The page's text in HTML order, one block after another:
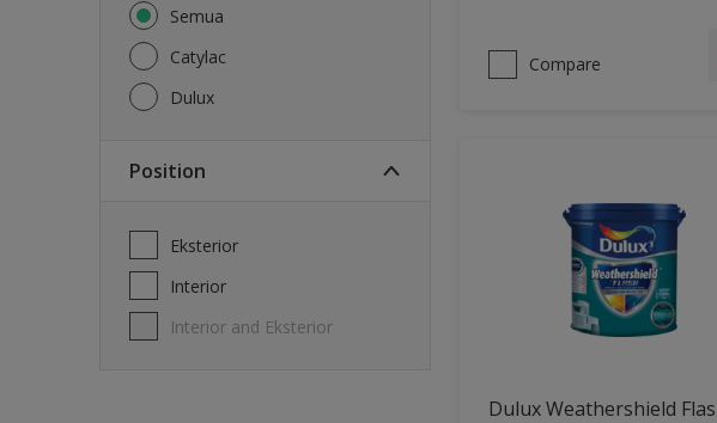
Semua
Catylac
Dulux
Position
Eksterior
Interior
Interior and Eksterior
Compare
Dulux Weathershield